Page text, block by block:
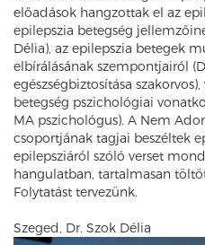
előadások hangzottak el az
epilepszia betegség
Délia), az epilepszia betegek
elbírálásának szempontjairól
egészségbiztosítása
betegség pszichológiai
MA pszichológus). A Nem
csoportjának tagjai beszéltek
epilepsziáról szóló verset
hangulatban, tartalmasan
Folytatást tervezünk.
Szeged, Dr. Szok Délia